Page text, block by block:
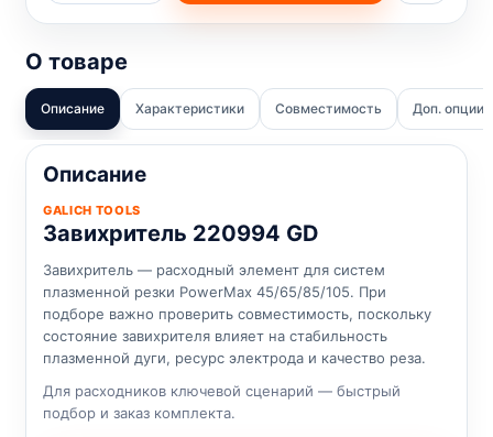
О товаре
Описание Характеристики Совместимость Доп. опции
Описание
GALICH TOOLS
Завихритель 220994 GD
Завихритель — расходный элемент для систем
плазменной резки PowerMax 45/65/85/105. При
подборе важно проверить совместимость, поскольку
состояние завихрителя влияет на стабильность
плазменной дуги, ресурс электрода и качество реза.
Для расходников ключевой сценарий — быстрый
подбор и заказ комплекта.